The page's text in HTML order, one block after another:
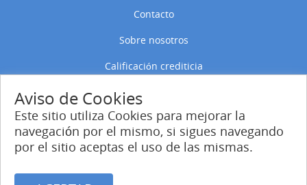
Contacto
Sobre nosotros
Calificación crediticia
Política de privacidad
Política de Cookies
Entrar
Aviso de Cookies
Este sitio utiliza Cookies para mejorar la
navegación por el mismo, si sigues navegando
por el sitio aceptas el uso de las mismas.